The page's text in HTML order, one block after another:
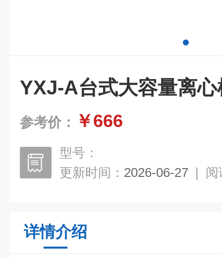
YXJ-A台式大容量离心
参考价： ￥666
型号：
更新时间： 2026-06-27 | 阅
详情介绍